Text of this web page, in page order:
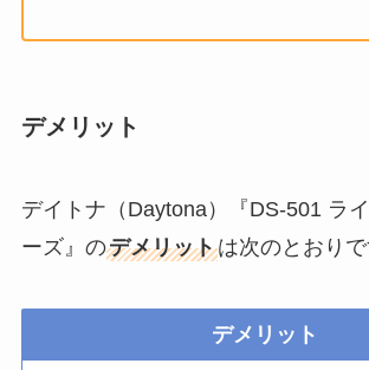
デメリット
デイトナ（Daytona）『DS-501 ラ
ーズ』のデメリットは次のとおりで
デメリット